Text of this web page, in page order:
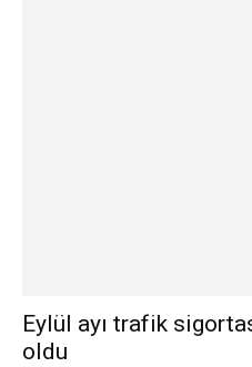
Eylül ayı trafik
oldu